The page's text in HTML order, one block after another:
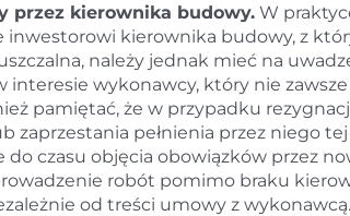
przez kierownika budowy.W
kierownika budowy, z
należy jednak mieć na
interesie wykonawcy, który nie
pamiętać, że w przypadku
zaprzestania pełnienia przez niego
czasu objęcia obowiązków przez
robót pomimo braku
od treści umowy z